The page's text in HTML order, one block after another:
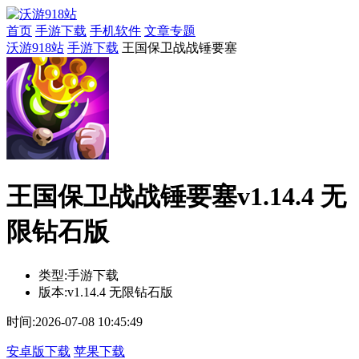
首页 手游下载 手机软件 文章专题
沃游918站 手游下载 王国保卫战战锤要塞
王国保卫战战锤要塞v1.14.4 无
限钻石版
类型:手游下载
版本:v1.14.4 无限钻石版
时间:2026-07-08 10:45:49
安卓版下载 苹果下载